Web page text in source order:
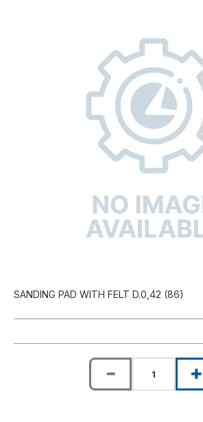
SANDING PAD WITH FELT D.0,42 (86)